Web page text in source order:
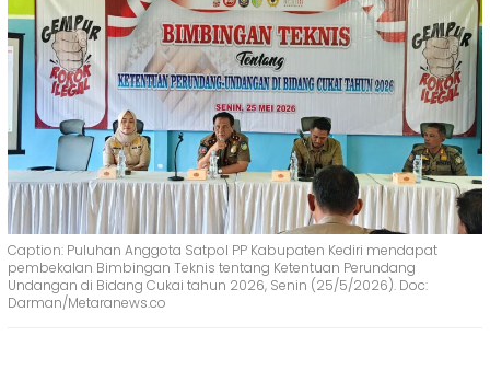
Caption: Puluhan Anggota Satpol PP Kabupaten Kediri mendapat
pembekalan Bimbingan Teknis tentang Ketentuan Perundang
Undangan di Bidang Cukai tahun 2026, Senin (25/5/2026). Doc:
Darman/Metaranews.co